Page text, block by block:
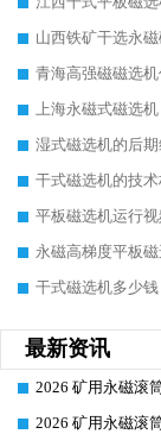
山西铁矿干选永
青海高强磁磁选机
上海永磁式磁选机
干式磁选机的技
平板磁选机运行
永磁高梯度平板
干式磁选机多少钱
最新资讯
2026 矿用永磁滚
2026 矿用永磁滚